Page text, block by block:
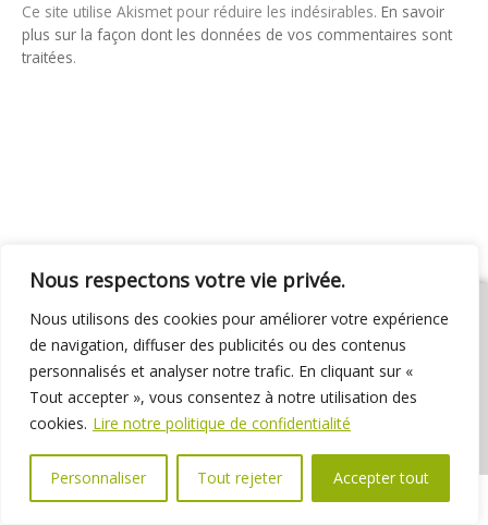
Nous respectons votre vie privée.
Nous utilisons des cookies pour améliorer votre expérience
de navigation, diffuser des publicités ou des contenus
personnalisés et analyser notre trafic. En cliquant sur «
Tout accepter », vous consentez à notre utilisation des
cookies. Lire notre politique de confidentialité
Personnaliser Tout rejeter Accepter tout
Ce site utilise Akismet pour réduire les indésirables. En savoir
plus sur la façon dont les données de vos commentaires sont
traitées.
01 69 31 72 10 01 69 31 37 31
Nous contacter
Espace élus
Marchés publics Délibérations